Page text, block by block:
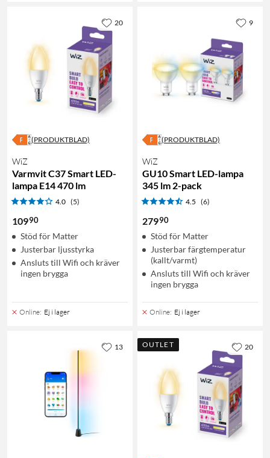
(PRODUKTBLAD)
WiZ
Varmvit C37 Smart LED-
lampa E14 470 lm
4.0 (5)
10990
Stöd för Matter
Justerbar ljusstyrka
Ansluts till Wifi och kräver
ingen brygga
Online: Ej i lager
20
(PRODUKTBLAD)
WiZ
GU10 Smart LED-lampa
345 lm 2-pack
4.5 (6)
27990
Stöd för Matter
Justerbar färgtemperatur
(kallt/varmt)
Ansluts till Wifi och kräver
ingen brygga
Online: Ej i lager
9
13 OUTLET 20